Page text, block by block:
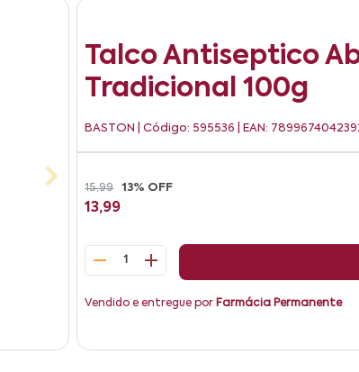
Talco Antiseptico
Tradicional 100g
BASTON | Código: 595536 | EAN:
15,99 13% OFF
13,99
1
Vendido e entregue por Farmácia Permanente